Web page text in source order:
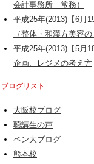
会計事務所 常務）
平成25年(2013)【6月
（整体・和漢方美容
平成25年(2013)【5月
企画、レジメの考え方
ブログリスト
大阪校ブログ
聴講生の声
ベン大ブログ
熊本校